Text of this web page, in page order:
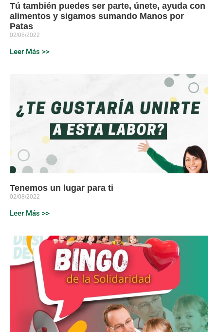
Tú también puedes ser parte, únete, ayuda con
alimentos y sigamos sumando Manos por
Patas
02/08/2022
Leer Más >>
Tenemos un lugar para ti
02/08/2022
Leer Más >>